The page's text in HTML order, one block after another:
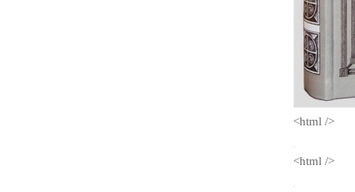
<html />
<html />